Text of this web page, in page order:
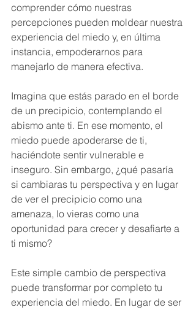
comprender cómo nuestras
percepciones pueden moldear nuestra
experiencia del miedo y, en última
instancia, empoderarnos para
manejarlo de manera efectiva.
Imagina que estás parado en el borde
de un precipicio, contemplando el
abismo ante ti. En ese momento, el
miedo puede apoderarse de ti,
haciéndote sentir vulnerable e
inseguro. Sin embargo, ¿qué pasaría
si cambiaras tu perspectiva y en lugar
de ver el precipicio como una
amenaza, lo vieras como una
oportunidad para crecer y desafiarte a
ti mismo?
Este simple cambio de perspectiva
puede transformar por completo tu
experiencia del miedo. En lugar de ser